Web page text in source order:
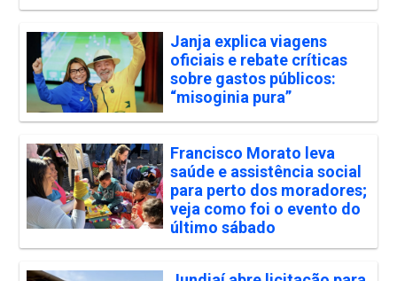
Janja explica viagens
oficiais e rebate críticas
sobre gastos públicos:
“misoginia pura”
Francisco Morato leva
saúde e assistência social
para perto dos moradores;
veja como foi o evento do
último sábado